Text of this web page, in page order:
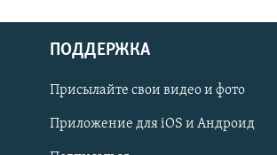
Українською
Qırımtatar
ПОДДЕРЖКА
Присылайте свои видео и фото
Приложение для iOS и Андроид